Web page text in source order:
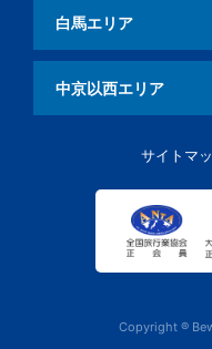
白馬エリア
中京以西エリア
サイトマ
Copyright ®